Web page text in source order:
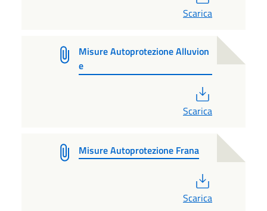
Scarica
Misure Autoprotezione Alluvion
e
Scarica
Misure Autoprotezione Frana
Scarica